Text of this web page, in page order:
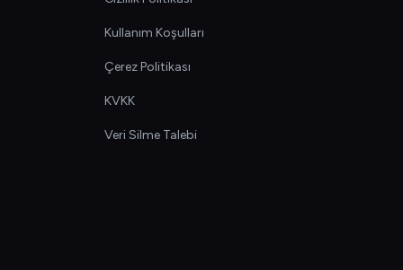
Kullanım Koşulları
Çerez Politikası
KVKK
Veri Silme Talebi